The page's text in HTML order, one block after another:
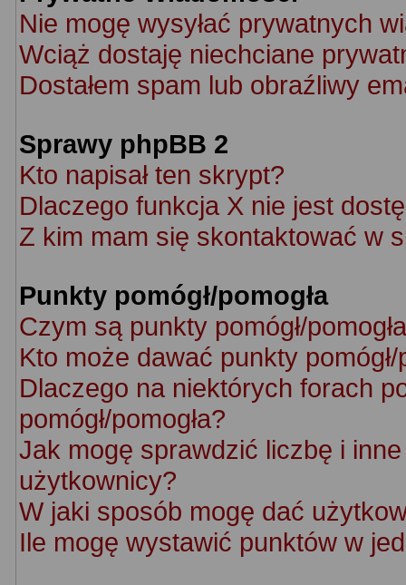
Nie mogę wysyłać prywatnych
Wciąż dostaję niechciane
Dostałem spam lub obraźliwy
Sprawy phpBB 2
Kto napisał ten skrypt?
Dlaczego funkcja X nie jest
Z kim mam się skontaktować w
Punkty pomógł/pomogła
Czym są punkty pomógł/
Kto może dawać punkty pomógł/
Dlaczego na niektórych forach
pomógł/pomogła?
Jak mogę sprawdzić liczbę i
użytkownicy?
W jaki sposób mogę dać
Ile mogę wystawić punktów w